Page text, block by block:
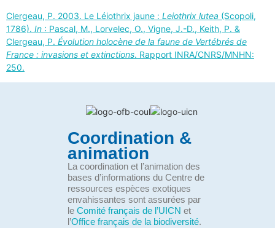
Clergeau, P. 2003. Le Léiothrix jaune : Leiothrix lutea (Scopoli,
1786). In : Pascal, M., Lorvelec, O., Vigne, J.-D., Keith, P. &
Clergeau, P. Évolution holocène de la faune de Vertébrés de
France : invasions et extinctions. Rapport INRA/CNRS/MNHN:
250.
Coordination &
animation
La coordination et l’animation des
bases d’informations du Centre de
ressources espèces exotiques
envahissantes sont assurées par
le Comité français de l’UICN et
l’Office français de la biodiversité.